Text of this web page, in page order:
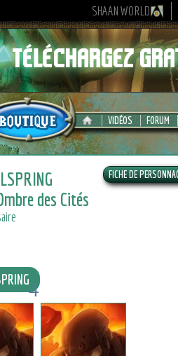
SHAAN WORLD
VIDÉOS FORUM
des Cités
4
2